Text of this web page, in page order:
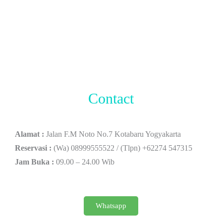
Contact
Alamat : Jalan F.M Noto No.7 Kotabaru Yogyakarta
Reservasi : (Wa) 08999555522 / (Tlpn) +62274 547315
Jam Buka : 09.00 – 24.00 Wib
Whatsapp